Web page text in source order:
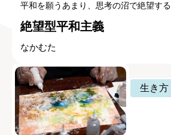
平和を願うあまり、思考の沼で絶望する
絶望型平和主義
なかむた
生き方